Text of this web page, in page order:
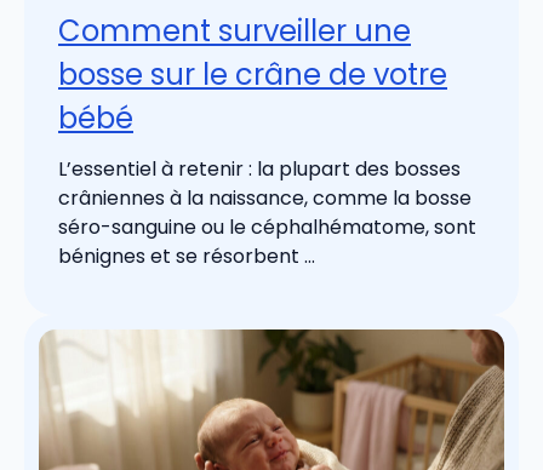
Comment surveiller une
bosse sur le crâne de votre
bébé
L’essentiel à retenir : la plupart des bosses
crâniennes à la naissance, comme la bosse
séro-sanguine ou le céphalhématome, sont
bénignes et se résorbent ...